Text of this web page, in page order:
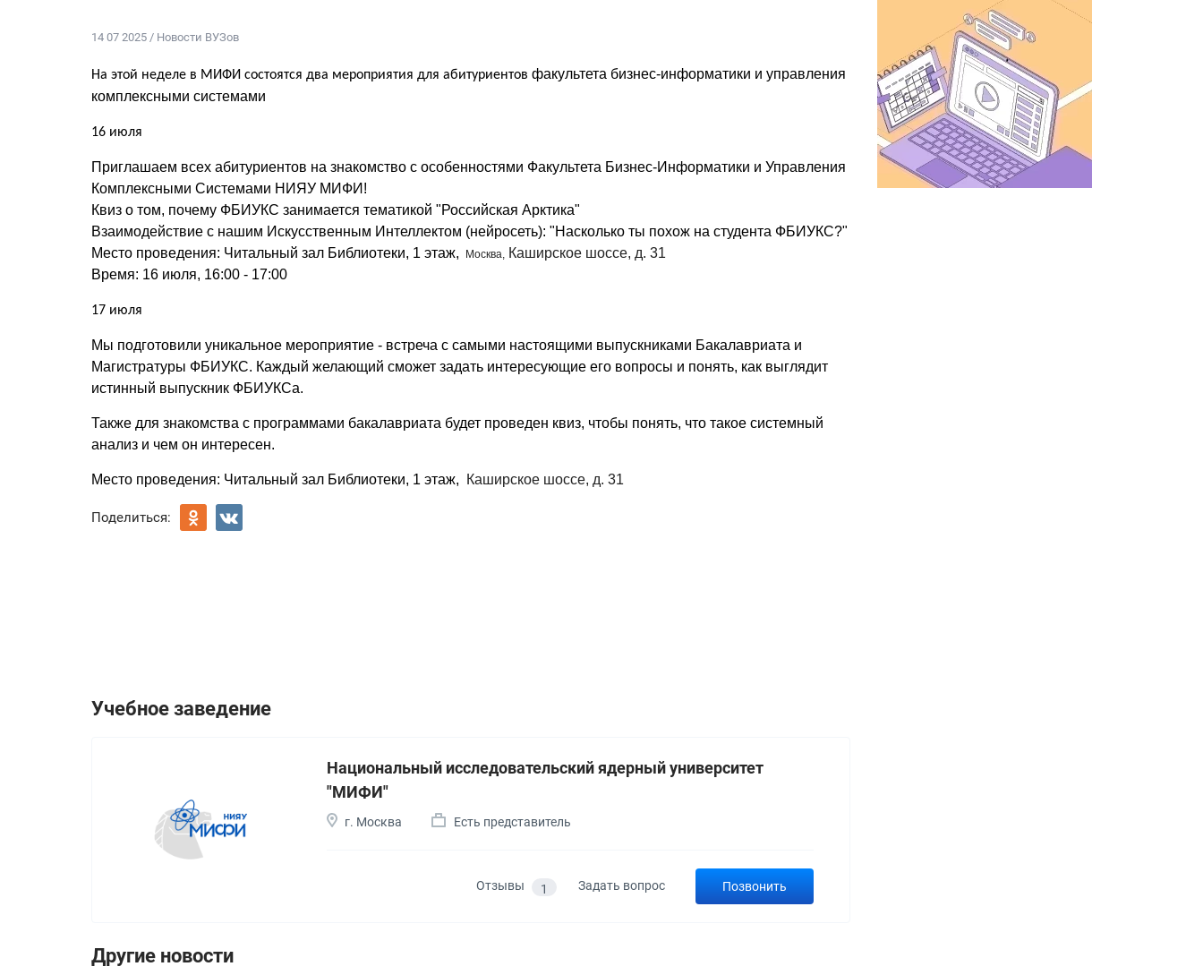
14 07 2025 / Новости ВУЗов
На этой неделе в МИФИ состоятся два мероприятия для абитуриентов факультета бизнес-информатики и управления
комплексными системами
16 июля
Приглашаем всех абитуриентов на знакомство с особенностями Факультета Бизнес-Информатики и Управления
Комплексными Системами НИЯУ МИФИ!
Квиз о том, почему ФБИУКС занимается тематикой "Российская Арктика"
Взаимодействие с нашим Искусственным Интеллектом (нейросеть): "Насколько ты похож на студента ФБИУКС?"
Место проведения: Читальный зал Библиотеки, 1 этаж,
Москва,
Каширское шоссе, д. 31
Время: 16 июля, 16:00 - 17:00
17 июля
Мы подготовили уникальное мероприятие - встреча с самыми настоящими выпускниками Бакалавриата и
Магистратуры ФБИУКС. Каждый желающий сможет задать интересующие его вопросы и понять, как выглядит
истинный выпускник ФБИУКСа.
Также для знакомства с программами бакалавриата будет проведен квиз, чтобы понять, что такое системный
анализ и чем он интересен.
Место проведения: Читальный зал Библиотеки, 1 этаж, Каширское шоссе, д. 31
Поделиться:
Учебное заведение
Национальный исследовательский ядерный университет
"МИФИ"
г. Москва Есть представитель
Отзывы 1 Задать вопрос Позвонить
Другие новости